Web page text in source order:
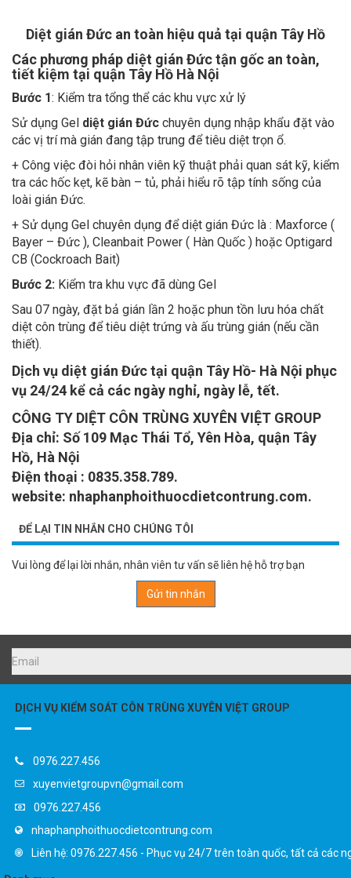
Diệt gián Đức an toàn hiệu quả tại quận Tây Hồ
Các phương pháp diệt gián Đức tận gốc an toàn,
tiết kiệm tại quận Tây Hồ Hà Nội
Bước 1: Kiểm tra tổng thể các khu vực xử lý
Sử dụng Gel diệt gián Đức chuyên dụng nhập khẩu đặt vào
các vị trí mà gián đang tập trung để tiêu diệt trọn ổ.
+ Công việc đòi hỏi nhân viên kỹ thuật phải quan sát kỹ, kiểm
tra các hốc kẹt, kẽ bàn – tủ, phải hiểu rõ tập tính sống của
loài gián Đức.
+ Sử dụng Gel chuyên dụng để diệt gián Đức là : Maxforce (
Bayer – Đức ), Cleanbait Power ( Hàn Quốc ) hoặc Optigard
CB (Cockroach Bait)
Bước 2: Kiểm tra khu vực đã dùng Gel
Sau 07 ngày, đặt bả gián lần 2 hoặc phun tồn lưu hóa chất
diệt côn trùng để tiêu diệt trứng và ấu trùng gián (nếu cần
thiết).
Dịch vụ diệt gián Đức tại quận Tây Hồ- Hà Nội phục
vụ 24/24 kể cả các ngày nghỉ, ngày lễ, tết.
CÔNG TY DIỆT CÔN TRÙNG XUYÊN VIỆT GROUP
Địa chỉ: Số 109 Mạc Thái Tổ, Yên Hòa, quận Tây
Hồ, Hà Nội
Điện thoại : 0835.358.789.
website: nhaphanphoithuocdietcontrung.com.
ĐỂ LẠI TIN NHẮN CHO CHÚNG TÔI
Vui lòng để lại lời nhắn, nhân viên tư vấn sẽ liên hệ hỗ trợ bạn
Gửi tin nhắn
DỊCH VỤ KIỂM SOÁT CÔN TRÙNG XUYÊN VIỆT GROUP
0976.227.456
xuyenvietgroupvn@gmail.com
0976.227.456
nhaphanphoithuocdietcontrung.com
Liên hệ: 0976.227.456 - Phục vụ 24/7 trên toàn quốc, tất cả các